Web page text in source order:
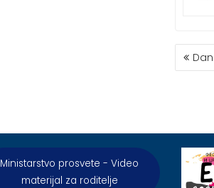
Ministarstvo prosvete - Video
materijal za roditelje